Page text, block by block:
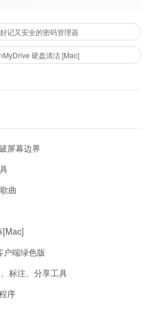
示是否保存。
自93876软件园 | filefront |
个免费空间，1500M 空
PHP MYSQL，cPanel 面
，这样的空间怎么可能免
。
幕的时候选择固定比例来
记又安全的密码管理器
硬盘清洁 [Mac]
屏幕边界
曲
[Mac]
户端绿色版
标注、分享工具
序